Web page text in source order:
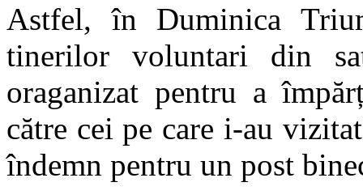
Astfel, în Duminica
tinerilor voluntari din
oraganizat pentru a
către cei pe care i-au
îndemn pentru un post